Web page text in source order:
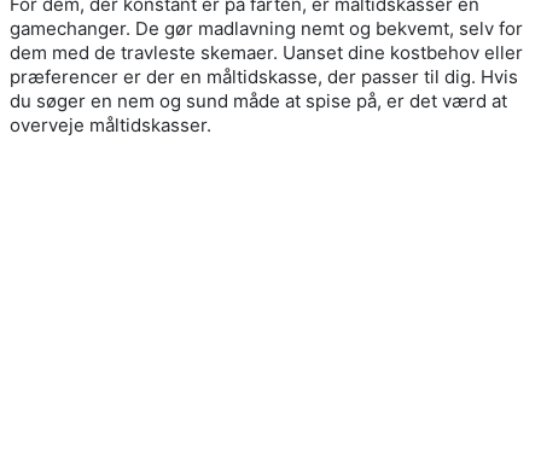
gamechanger. De gør madlavning nemt og bekvemt, selv for
dem med de travleste skemaer. Uanset dine kostbehov eller
præferencer er der en måltidskasse, der passer til dig. Hvis
du søger en nem og sund måde at spise på, er det værd at
overveje måltidskasser.